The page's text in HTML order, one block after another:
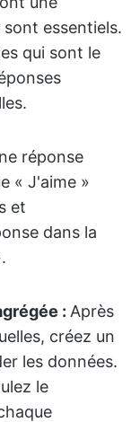
sont essentiels.
qui sont le
réponse
« J'aime »
et
dans la
: Après
créez un
les données.
le